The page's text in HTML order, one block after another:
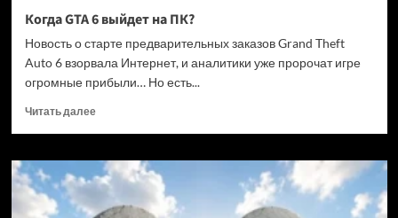
Когда GTA 6 выйдет на ПК?
Новость о старте предварительных заказов Grand Theft
Auto 6 взорвала Интернет, и аналитики уже пророчат игре
огромные прибыли… Но есть...
Читать далееПрочитать
Когда
GTA
на ПК?